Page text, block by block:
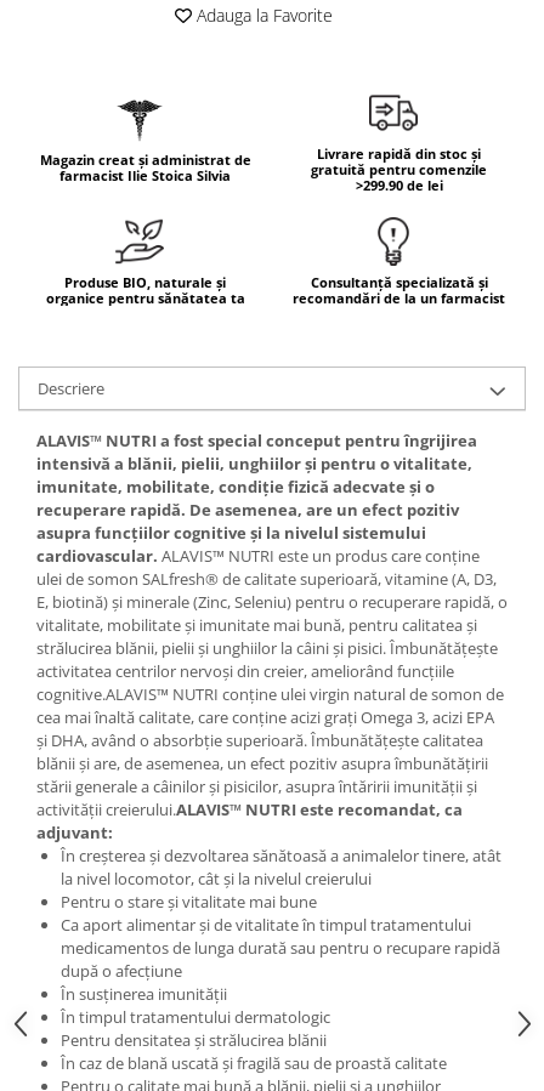
Creme SPF față
Creme SPF corp
Spray SPF
Acceleratoare bronz
Igienă Personală
Mâini și Unghii
Creme mâini
Tratamente unghii
Cosmetice coreene
Beauty of Joseon
PETITFEE
Mary & May
COSRX
BIODANCE
OOTD
Cettua
Haruharu Wonder
Medicube
ARIUL
Dr. Althea
DELLA BORN
Magneziu
Multivitamine
Probiotice
Proteine din zer (Whey Protein)
Quercetin
Resveratrol
Scortisoara
Seleniu
Seminte de in
Silimarina
Spirulina
Ulei de cocos
Ulei de peste
Ulei MCT
Vitamina A
Vitamina B
Vitamina C
Vitamina D
Vitamina E
Vitamina K
Zinc
Adauga la Favorite
Magazin creat și administrat de
farmacist Ilie Stoica Silvia
Livrare rapidă din stoc și
gratuită pentru comenzile
>299.90 de lei
Produse BIO, naturale și
organice pentru sănătatea ta
Consultanță specializată și
recomandări de la un farmacist
Descriere
ALAVIS™ NUTRI a fost special conceput pentru îngrijirea
intensivă a blănii, pielii, unghiilor și pentru o vitalitate,
imunitate, mobilitate, condiție fizică adecvate și o
recuperare rapidă. De asemenea, are un efect pozitiv
asupra funcțiilor cognitive și la nivelul sistemului
cardiovascular. ALAVIS™ NUTRI este un produs care conține
ulei de somon SALfresh® de calitate superioară, vitamine (A, D3,
E, biotină) și minerale (Zinc, Seleniu) pentru o recuperare rapidă, o
vitalitate, mobilitate și imunitate mai bună, pentru calitatea și
strălucirea blănii, pielii și unghiilor la câini și pisici. Îmbunătățește
activitatea centrilor nervoși din creier, ameliorând funcțiile
cognitive.ALAVIS™ NUTRI conține ulei virgin natural de somon de
cea mai înaltă calitate, care conține acizi grați Omega 3, acizi EPA
și DHA, având o absorbție superioară. Îmbunătățește calitatea
blănii și are, de asemenea, un efect pozitiv asupra îmbunătățirii
stării generale a câinilor și pisicilor, asupra întăririi imunității și
activității creierului.ALAVIS™ NUTRI este recomandat, ca
adjuvant:
În creșterea și dezvoltarea sănătoasă a animalelor tinere, atât
la nivel locomotor, cât și la nivelul creierului
Pentru o stare și vitalitate mai bune
Ca aport alimentar și de vitalitate în timpul tratamentului
medicamentos de lunga durată sau pentru o recupare rapidă
după o afecțiune
În susținerea imunității
În timpul tratamentului dermatologic
Pentru densitatea și strălucirea blănii
În caz de blană uscată și fragilă sau de proastă calitate
Pentru o calitate mai bună a blănii, pielii și a unghiilor